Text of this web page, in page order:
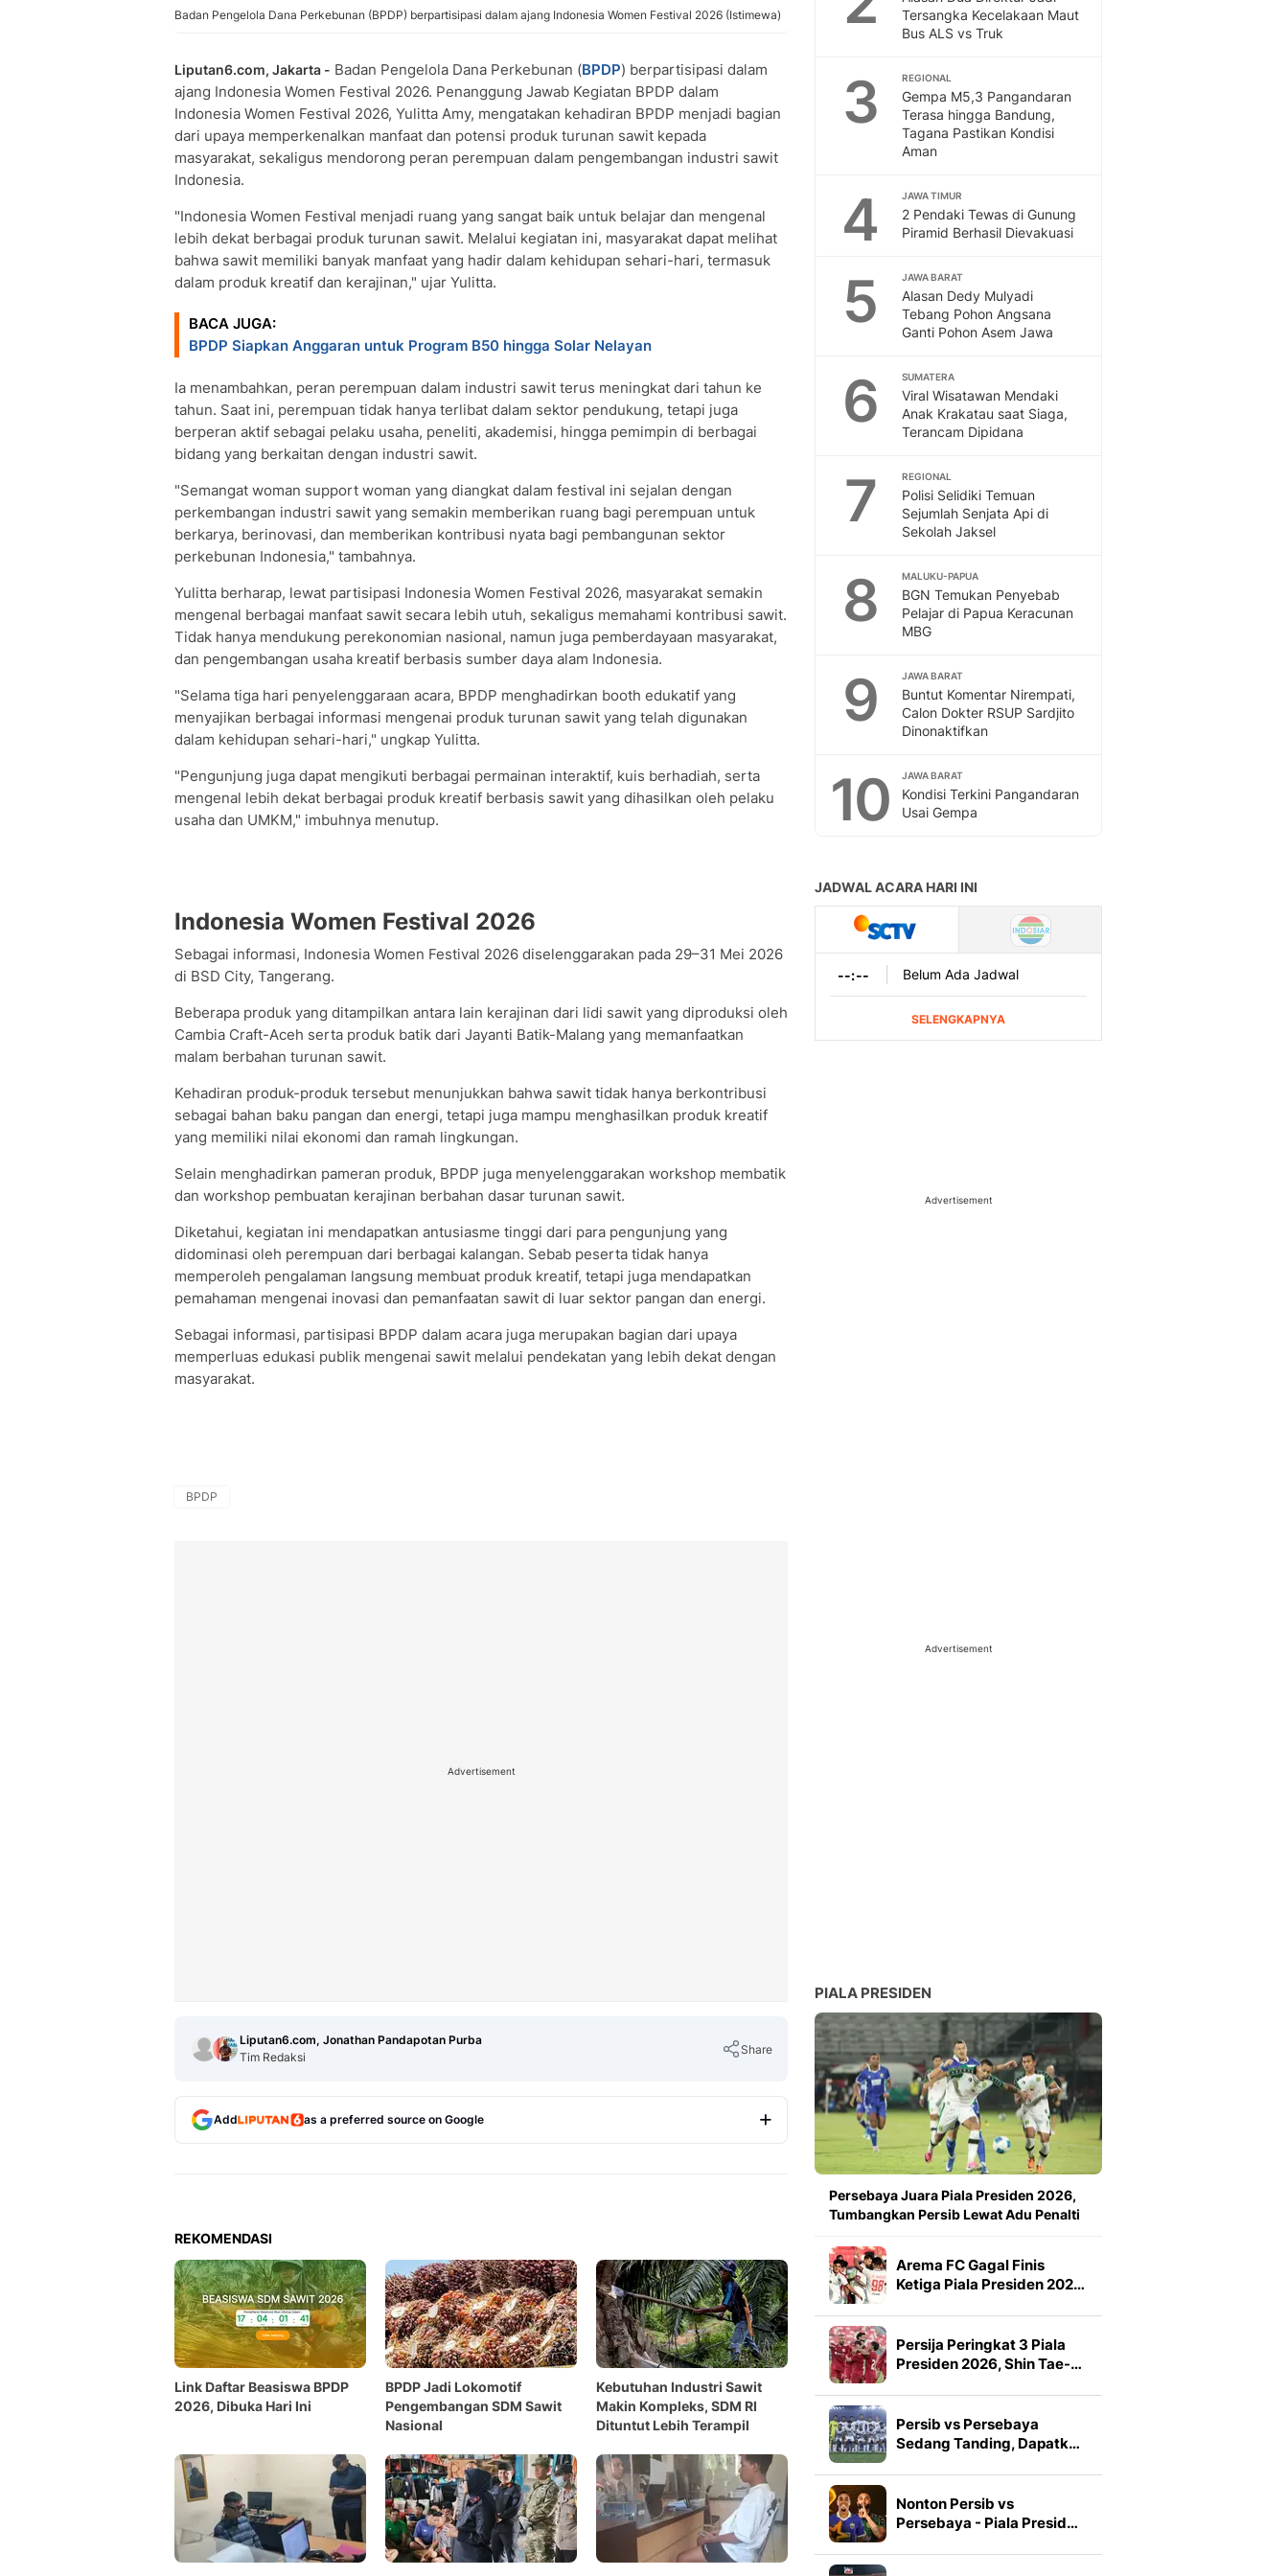
Badan Pengelola Dana Perkebunan (BPDP) berpartisipasi dalam ajang Indonesia Women Festival 2026 (Istimewa)
Liputan6.com, Jakarta - Badan Pengelola Dana Perkebunan (BPDP) berpartisipasi dalam
ajang Indonesia Women Festival 2026. Penanggung Jawab Kegiatan BPDP dalam
Indonesia Women Festival 2026, Yulitta Amy, mengatakan kehadiran BPDP menjadi bagian
dari upaya memperkenalkan manfaat dan potensi produk turunan sawit kepada
masyarakat, sekaligus mendorong peran perempuan dalam pengembangan industri sawit
Indonesia.
"Indonesia Women Festival menjadi ruang yang sangat baik untuk belajar dan mengenal
lebih dekat berbagai produk turunan sawit. Melalui kegiatan ini, masyarakat dapat melihat
bahwa sawit memiliki banyak manfaat yang hadir dalam kehidupan sehari-hari, termasuk
dalam produk kreatif dan kerajinan," ujar Yulitta.
BACA JUGA:
BPDP Siapkan Anggaran untuk Program B50 hingga Solar Nelayan
Ia menambahkan, peran perempuan dalam industri sawit terus meningkat dari tahun ke
tahun. Saat ini, perempuan tidak hanya terlibat dalam sektor pendukung, tetapi juga
berperan aktif sebagai pelaku usaha, peneliti, akademisi, hingga pemimpin di berbagai
bidang yang berkaitan dengan industri sawit.
"Semangat woman support woman yang diangkat dalam festival ini sejalan dengan
perkembangan industri sawit yang semakin memberikan ruang bagi perempuan untuk
berkarya, berinovasi, dan memberikan kontribusi nyata bagi pembangunan sektor
perkebunan Indonesia," tambahnya.
Yulitta berharap, lewat partisipasi Indonesia Women Festival 2026, masyarakat semakin
mengenal berbagai manfaat sawit secara lebih utuh, sekaligus memahami kontribusi sawit.
Tidak hanya mendukung perekonomian nasional, namun juga pemberdayaan masyarakat,
dan pengembangan usaha kreatif berbasis sumber daya alam Indonesia.
"Selama tiga hari penyelenggaraan acara, BPDP menghadirkan booth edukatif yang
menyajikan berbagai informasi mengenai produk turunan sawit yang telah digunakan
dalam kehidupan sehari-hari," ungkap Yulitta.
"Pengunjung juga dapat mengikuti berbagai permainan interaktif, kuis berhadiah, serta
mengenal lebih dekat berbagai produk kreatif berbasis sawit yang dihasilkan oleh pelaku
usaha dan UMKM," imbuhnya menutup.
Indonesia Women Festival 2026
Sebagai informasi, Indonesia Women Festival 2026 diselenggarakan pada 29–31 Mei 2026
di BSD City, Tangerang.
Beberapa produk yang ditampilkan antara lain kerajinan dari lidi sawit yang diproduksi oleh
Cambia Craft-Aceh serta produk batik dari Jayanti Batik-Malang yang memanfaatkan
malam berbahan turunan sawit.
Kehadiran produk-produk tersebut menunjukkan bahwa sawit tidak hanya berkontribusi
sebagai bahan baku pangan dan energi, tetapi juga mampu menghasilkan produk kreatif
yang memiliki nilai ekonomi dan ramah lingkungan.
Selain menghadirkan pameran produk, BPDP juga menyelenggarakan workshop membatik
dan workshop pembuatan kerajinan berbahan dasar turunan sawit.
Diketahui, kegiatan ini mendapatkan antusiasme tinggi dari para pengunjung yang
didominasi oleh perempuan dari berbagai kalangan. Sebab peserta tidak hanya
memperoleh pengalaman langsung membuat produk kreatif, tetapi juga mendapatkan
pemahaman mengenai inovasi dan pemanfaatan sawit di luar sektor pangan dan energi.
Sebagai informasi, partisipasi BPDP dalam acara juga merupakan bagian dari upaya
memperluas edukasi publik mengenai sawit melalui pendekatan yang lebih dekat dengan
masyarakat.
BPDP
Advertisement
Liputan6.com, Jonathan Pandapotan Purba
Tim Redaksi
Share
Add as a preferred source on Google
REKOMENDASI
Link Daftar Beasiswa BPDP
2026, Dibuka Hari Ini
BPDP Jadi Lokomotif
Pengembangan SDM Sawit
Nasional
Kebutuhan Industri Sawit
Makin Kompleks, SDM RI
Dituntut Lebih Terampil
Tersangka Kecelakaan Maut
Bus ALS vs Truk
3 REGIONAL
Gempa M5,3 Pangandaran
Terasa hingga Bandung,
Tagana Pastikan Kondisi
Aman
4 JAWA TIMUR
2 Pendaki Tewas di Gunung
Piramid Berhasil Dievakuasi
5 JAWA BARAT
Alasan Dedy Mulyadi
Tebang Pohon Angsana
Ganti Pohon Asem Jawa
6 SUMATERA
Viral Wisatawan Mendaki
Anak Krakatau saat Siaga,
Terancam Dipidana
7 REGIONAL
Polisi Selidiki Temuan
Sejumlah Senjata Api di
Sekolah Jaksel
8 MALUKU-PAPUA
BGN Temukan Penyebab
Pelajar di Papua Keracunan
MBG
9 JAWA BARAT
Buntut Komentar Nirempati,
Calon Dokter RSUP Sardjito
Dinonaktifkan
10 JAWA BARAT
Kondisi Terkini Pangandaran
Usai Gempa
Advertisement
Advertisement
PIALA PRESIDEN
Persebaya Juara Piala Presiden 2026,
Tumbangkan Persib Lewat Adu Penalti
Arema FC Gagal Finis
Ketiga Piala Presiden 202…
Persija Peringkat 3 Piala
Presiden 2026, Shin Tae-…
Persib vs Persebaya
Sedang Tanding, Dapatk…
Nonton Persib vs
Persebaya - Piala Presid…